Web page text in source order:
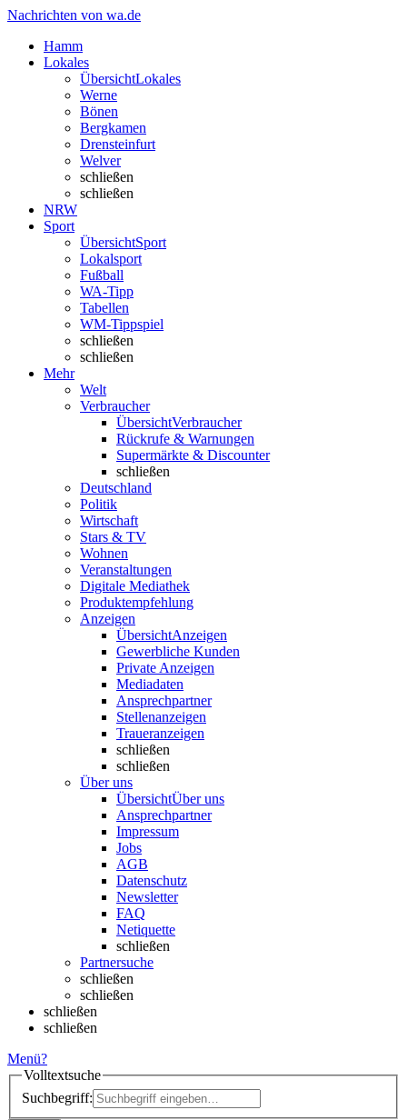
Nachrichten von wa.de
Hamm
Lokales
ÜbersichtLokales
Werne
Bönen
Bergkamen
Drensteinfurt
Welver
schließen
schließen
NRW
Sport
ÜbersichtSport
Lokalsport
Fußball
WA-Tipp
Tabellen
WM-Tippspiel
schließen
schließen
Mehr
Welt
Verbraucher
ÜbersichtVerbraucher
Rückrufe & Warnungen
Supermärkte & Discounter
schließen
Deutschland
Politik
Wirtschaft
Stars & TV
Wohnen
Veranstaltungen
Digitale Mediathek
Produktempfehlung
Anzeigen
ÜbersichtAnzeigen
Gewerbliche Kunden
Private Anzeigen
Mediadaten
Ansprechpartner
Stellenanzeigen
Traueranzeigen
schließen
schließen
Über uns
ÜbersichtÜber uns
Ansprechpartner
Impressum
Jobs
AGB
Datenschutz
Newsletter
FAQ
Netiquette
schließen
Partnersuche
schließen
schließen
schließen
schließen
Menü?
Volltextsuche
Suchbegriff: